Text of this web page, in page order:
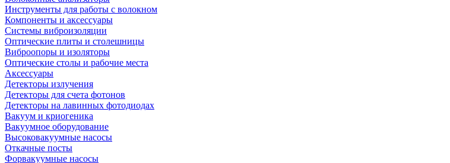
Инструменты для работы с волокном
Компоненты и аксессуары
Системы виброизоляции
Оптические плиты и столешницы
Виброопоры и изоляторы
Оптические столы и рабочие места
Аксессуары
Детекторы излучения
Детекторы для счета фотонов
Детекторы на лавинных фотодиодах
Вакуум и криогеника
Вакуумное оборудование
Высоковакуумные насосы
Откачные посты
Форвакуумные насосы